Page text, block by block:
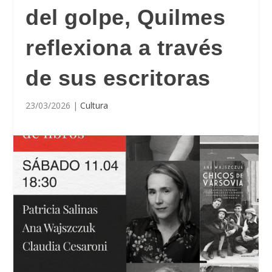
del golpe, Quilmes
reflexiona a través
de sus escritoras
23/03/2026 |Cultura